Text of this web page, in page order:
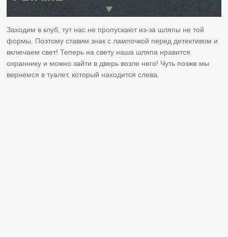
Заходим в клуб, тут нас не пропускают из-за шляпы не той
формы. Поэтому ставим знак с лампочкой перед детективом и
включаем свет! Теперь на свету наша шляпа нравится
охраннику и можно зайти в дверь возле него! Чуть позже мы
вернемся в туалет, который находится слева.